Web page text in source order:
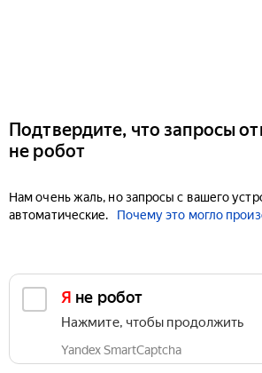
Подтвердите, что запросы
не робот
Нам очень жаль, но запросы с вашего
автоматические.
Почему это могло
Я не робот
Нажмите, чтобы продолжить
Yandex SmartCaptcha